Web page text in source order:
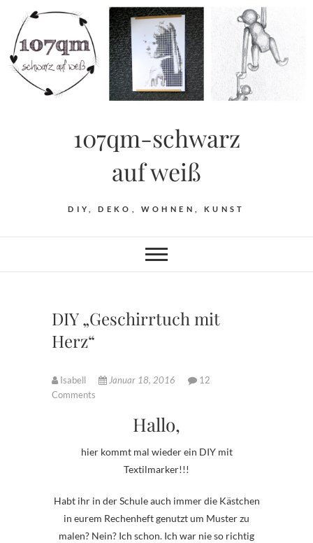
content
107qm-schwarz
auf weiß
DIY, DEKO, WOHNEN, KUNST
DIY „Geschirrtuch mit
Herz“
Isabell Januar 18, 2016
12
Comments
Hallo,
hier kommt mal wieder ein DIY mit
Textilmarker!!!
Habt ihr in der Schule auch immer die Kästchen
in eurem Rechenheft genutzt um Muster zu
malen? Nein? Ich schon. Ich war nie so richtig